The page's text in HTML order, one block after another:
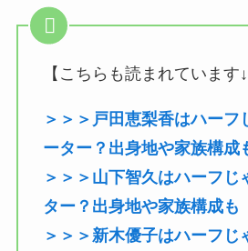
【こちらも読まれています↓
＞＞＞戸田恵梨香はハーフ
ーター？出身地や家族構成
＞＞＞山下智久はハーフじ
ター？出身地や家族構成も
＞＞＞新木優子はハーフじ